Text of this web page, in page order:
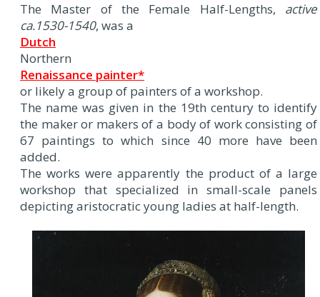
The Master of the Female Half-Lengths, active
ca.1530-1540, was a
Dutch
Northern
Renaissance painter*
or likely a group of painters of a workshop.
The name was given in the 19th century to identify
the maker or makers of a body of work consisting of
67 paintings to which since 40 more have been
added.
The works were apparently the product of a large
workshop that specialized in small-scale panels
depicting aristocratic young ladies at half-length.